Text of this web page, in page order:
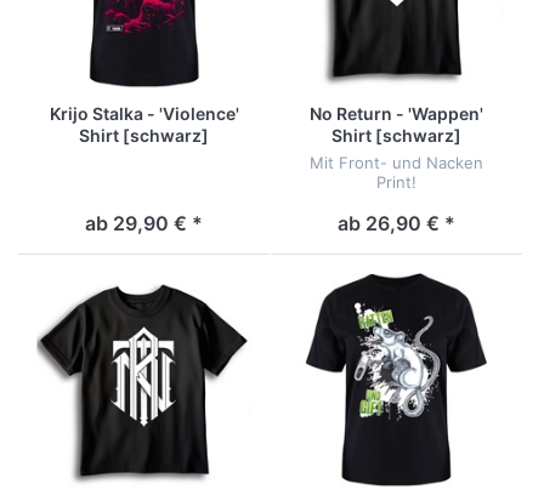
Krijo Stalka - 'Violence'
Shirt [schwarz]
ab 29,90 € *
No Return - 'Wappen'
Shirt [schwarz]
Mit Front- und Nacken
Print!
ab 26,90 € *